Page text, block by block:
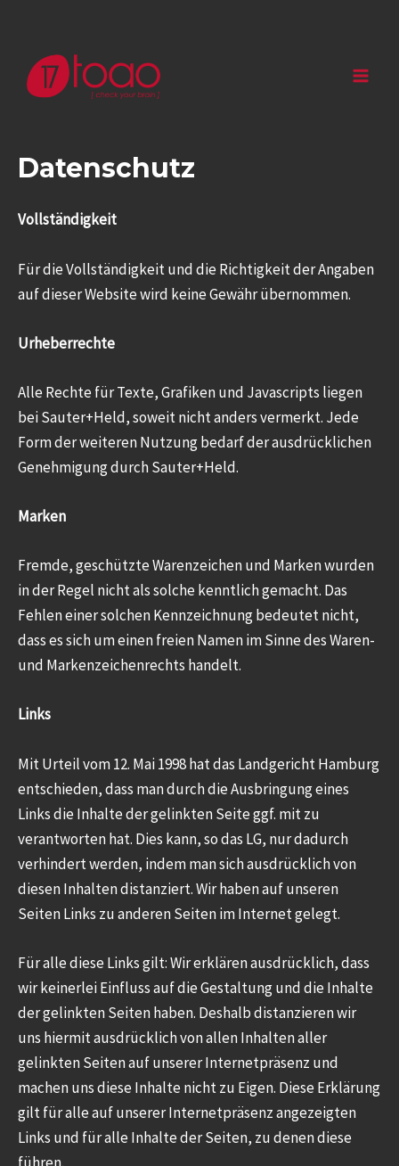
Datenschutz
Vollständigkeit
Für die Vollständigkeit und die Richtigkeit der Angaben
auf dieser Website wird keine Gewähr übernommen.
Urheberrechte
Alle Rechte für Texte, Grafiken und Javascripts liegen
bei Sauter+Held, soweit nicht anders vermerkt. Jede
Form der weiteren Nutzung bedarf der ausdrücklichen
Genehmigung durch Sauter+Held.
Marken
Fremde, geschützte Warenzeichen und Marken wurden
in der Regel nicht als solche kenntlich gemacht. Das
Fehlen einer solchen Kennzeichnung bedeutet nicht,
dass es sich um einen freien Namen im Sinne des Waren-
und Markenzeichenrechts handelt.
Links
Mit Urteil vom 12. Mai 1998 hat das Landgericht Hamburg
entschieden, dass man durch die Ausbringung eines
Links die Inhalte der gelinkten Seite ggf. mit zu
verantworten hat. Dies kann, so das LG, nur dadurch
verhindert werden, indem man sich ausdrücklich von
diesen Inhalten distanziert. Wir haben auf unseren
Seiten Links zu anderen Seiten im Internet gelegt.
Für alle diese Links gilt: Wir erklären ausdrücklich, dass
wir keinerlei Einfluss auf die Gestaltung und die Inhalte
der gelinkten Seiten haben. Deshalb distanzieren wir
uns hiermit ausdrücklich von allen Inhalten aller
gelinkten Seiten auf unserer Internetpräsenz und
machen uns diese Inhalte nicht zu Eigen. Diese Erklärung
gilt für alle auf unserer Internetpräsenz angezeigten
Links und für alle Inhalte der Seiten, zu denen diese